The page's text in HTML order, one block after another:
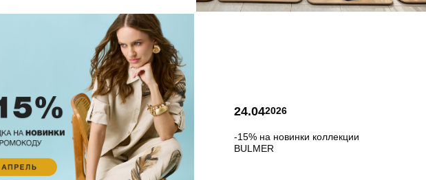
24.042026
-15% на новинки коллекции
BULMER